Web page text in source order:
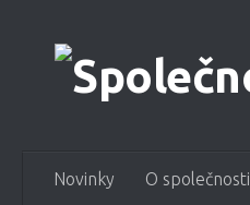
Novinky O společnosti